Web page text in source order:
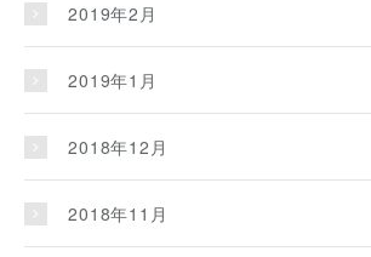
2019年2月
2019年1月
2018年12月
2018年11月